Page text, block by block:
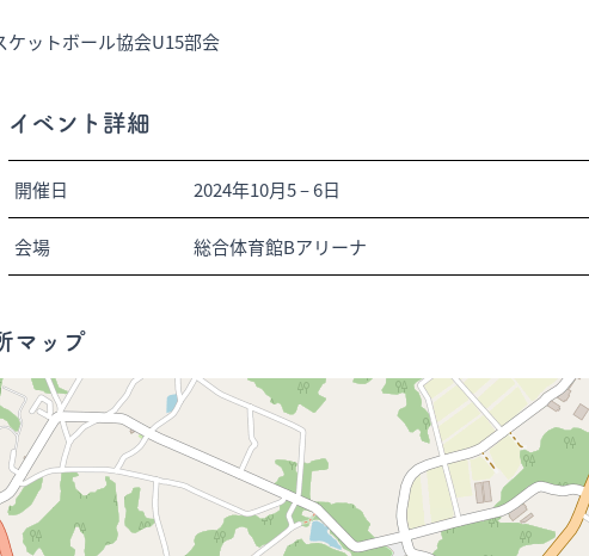
ケットボール協会U15部会
イベント詳細
開催日 2024年10月5–6日
会場 総合体育館Bアリーナ
マップ